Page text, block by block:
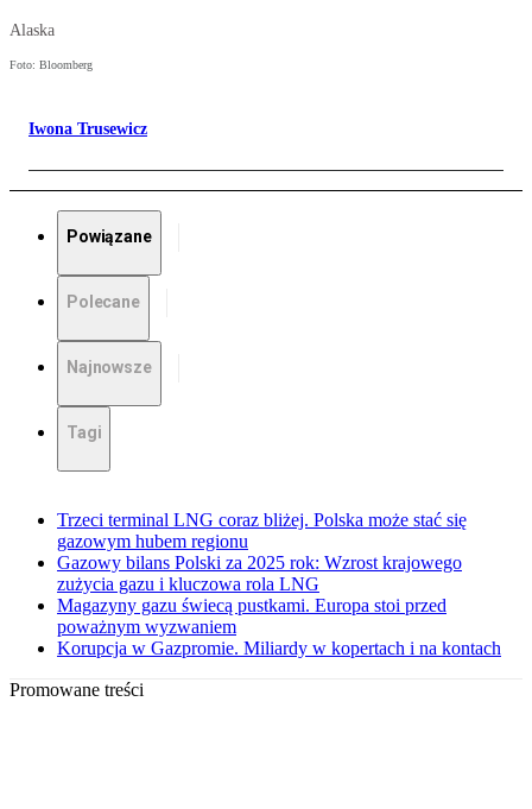
Alaska
Foto: Bloomberg
Iwona Trusewicz
Powiązane
Polecane
Najnowsze
Tagi
Trzeci terminal LNG coraz bliżej. Polska może stać się
gazowym hubem regionu
Gazowy bilans Polski za 2025 rok: Wzrost krajowego
zużycia gazu i kluczowa rola LNG
Magazyny gazu świecą pustkami. Europa stoi przed
poważnym wyzwaniem
Korupcja w Gazpromie. Miliardy w kopertach i na kontach
Promowane treści